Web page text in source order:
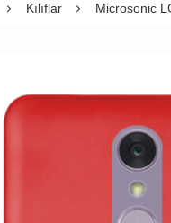
Kılıflar Microsonic